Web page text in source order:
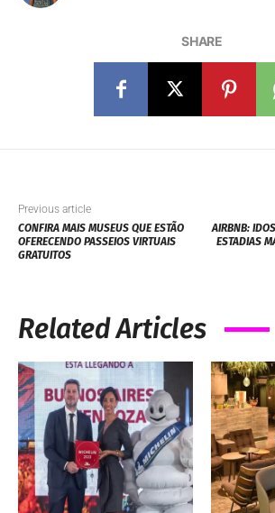
SHARE
Previous article
CONFIRA MAIS MUSEUS QUE ESTÃO
OFERECENDO PASSEIOS VIRTUAIS
GRATUITOS
AIRBNB:
ESTADIAS
Related Articles